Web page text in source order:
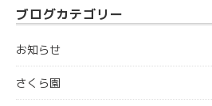
ブログカテゴリー
お知らせ
さくら園